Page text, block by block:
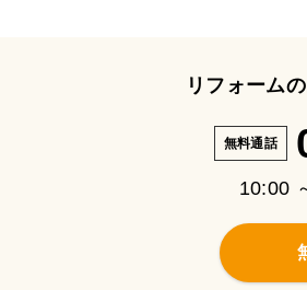
リフォーム
無料通話
10:00